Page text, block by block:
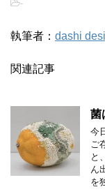
-
執筆者： dashi
関連記事
菌
今
ご
と
ん
を